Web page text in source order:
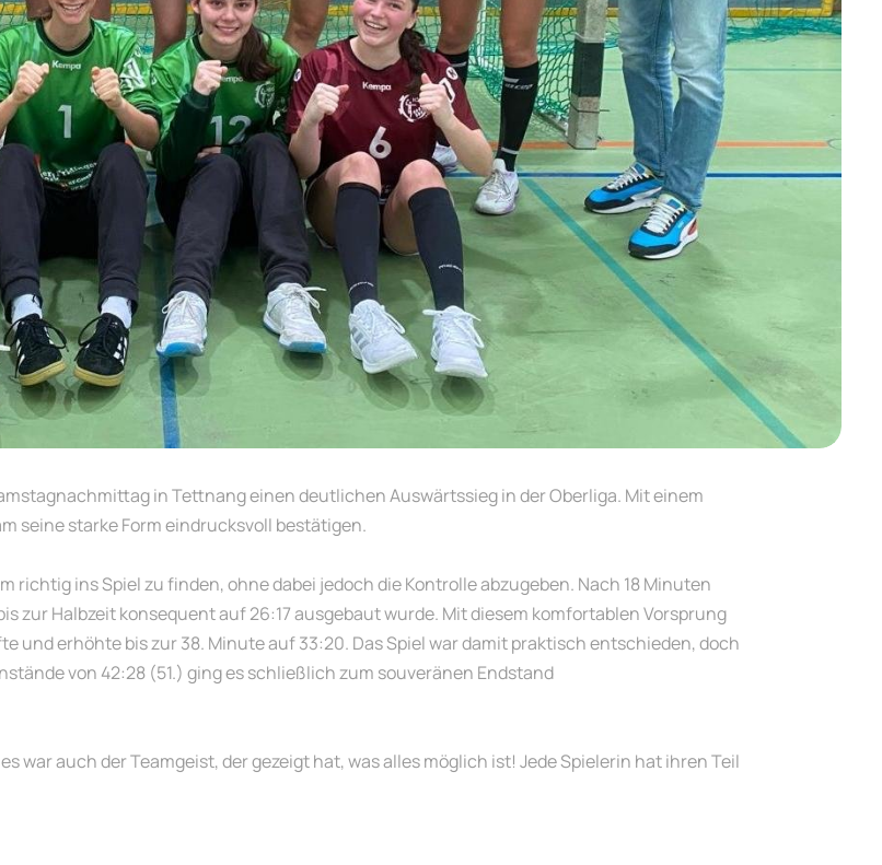
in Tettnang einen deutlichen Auswärtssieg in der Oberliga. Mit einem
seine starke Form eindrucksvoll bestätigen.
richtig ins Spiel zu finden, ohne dabei jedoch die Kontrolle abzugeben. Nach 18 Minuten
zur Halbzeit konsequent auf 26:17 ausgebaut wurde. Mit diesem komfortablen Vorsprung
und erhöhte bis zur 38. Minute auf 33:20. Das Spiel war damit praktisch entschieden, doch
von 42:28 (51.) ging es schließlich zum souveränen Endstand
war auch der Teamgeist, der gezeigt hat, was alles möglich ist! Jede Spielerin hat ihren Teil